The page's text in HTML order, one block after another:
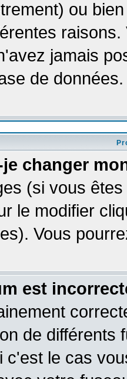
ou
jamais
de
changer
(si vous
le modifier
Vous
est
de différents
c'est le cas